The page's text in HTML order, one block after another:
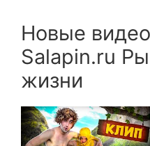
Новые
Salapin.ru
жизни